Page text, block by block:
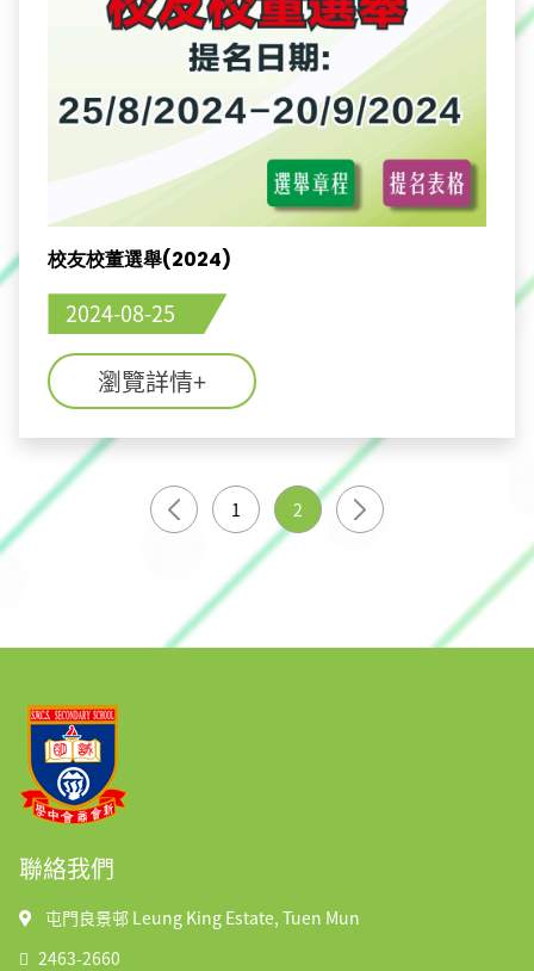
校友校董選舉(2024)
2024-08-25
瀏覽詳情+
1 2
聯絡我們
屯門良景邨 Leung King Estate, Tuen Mun
2463-2660